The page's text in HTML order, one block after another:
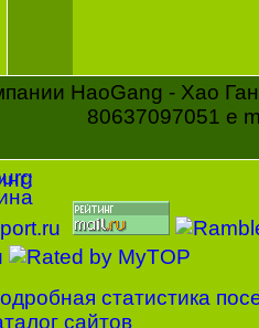
HaoGang - Хао
80637097051 e